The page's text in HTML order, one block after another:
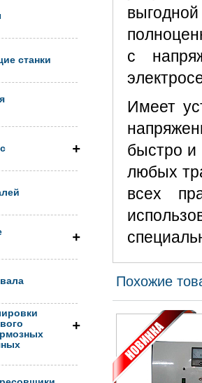
с
Имеет
быстро и
любых
всех
Похожие
станки